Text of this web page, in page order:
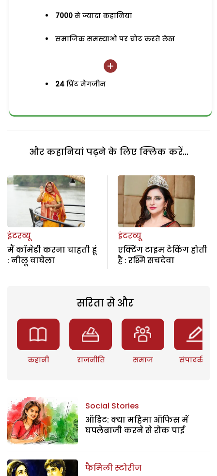
7000 से ज्यादा कहानियां
समाजिक समस्याओं पर चोट करते लेख
24 प्रिंट मैगजीन
और कहानियां पढ़ने के लिए क्लिक करें...
इंटरव्यू
मैं कॉमेडी करना चाहती हूं
: नीलू वाघेला
इंटरव्यू
एक्टिंग टाइम टेकिंग होती
है : रश्मि सचदेवा
सरिता से और
कहानी राजनीति समाज संपादकीय
Social Stories
ऑडिट: क्या महिमा ऑफिस में
घपलेबाजी करने से रोक पाई
फैमिली स्टोरीज